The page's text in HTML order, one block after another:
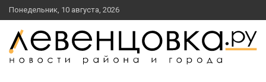
перейти
к
содержанию
Понедельник, 10 августа, 2026